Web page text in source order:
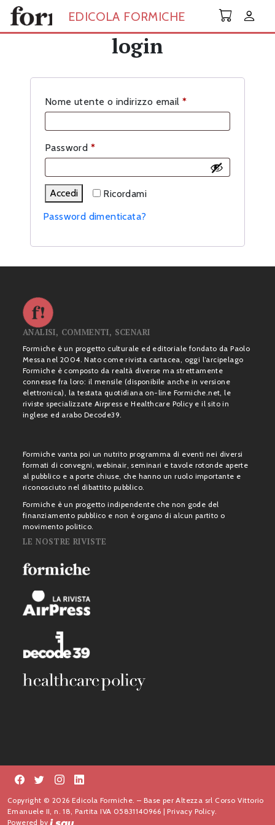
Skip to main content
EDICOLA FORMICHE
login
Nome utente o indirizzo email *Richiesto
Password *Richiesto
Ricordami
Accedi
Password dimenticata?
ANALISI, COMMENTI, SCENARI
Formiche è un progetto culturale ed editoriale fondato da Paolo
Messa nel 2004. Nato come rivista cartacea, oggi l’arcipelago
Formiche è composto da realtà diverse ma strettamente
connesse fra loro: il mensile (disponibile anche in versione
elettronica), la testata quotidiana on-line Formiche.net, le
riviste specializzate Airpress e Healthcare Policy e il sito in
inglese ed arabo Decode39.
Formiche vanta poi un nutrito programma di eventi nei diversi
formati di convegni, webinair, seminari e tavole rotonde aperte
al pubblico e a porte chiuse, che hanno un ruolo importante e
riconosciuto nel dibattito pubblico.
Formiche è un progetto indipendente che non gode del
finanziamento pubblico e non è organo di alcun partito o
movimento politico.
LE NOSTRE RIVISTE
Copyright © 2026 Edicola Formiche. – Base per Altezza srl Corso Vittorio
Emanuele II, n. 18, Partita IVA 05831140966 |Privacy Policy.
Powered by